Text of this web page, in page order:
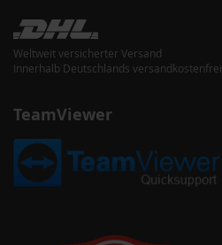
Weltweit versicherter Versand
Innerhalb Deutschlands versandkostenfrei
TeamViewer